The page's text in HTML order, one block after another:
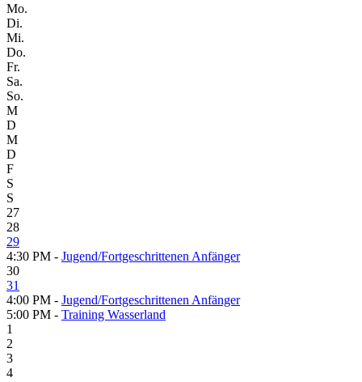
Mo.
Di.
Mi.
Do.
Fr.
Sa.
So.
M
D
M
D
F
S
S
27
28
29
4:30 PM - Jugend/Fortgeschrittenen Anfänger
30
31
4:00 PM - Jugend/Fortgeschrittenen Anfänger
5:00 PM - Training Wasserland
1
2
3
4